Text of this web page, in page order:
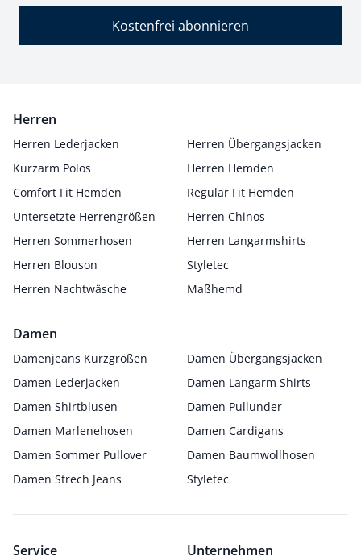
Kostenfrei abonnieren
Herren
Herren Lederjacken
Herren Übergangsjacken
Kurzarm Polos
Herren Hemden
Comfort Fit Hemden
Regular Fit Hemden
Untersetzte Herrengrößen
Herren Chinos
Herren Sommerhosen
Herren Langarmshirts
Herren Blouson
Styletec
Herren Nachtwäsche
Maßhemd
Damen
Damenjeans Kurzgrößen
Damen Übergangsjacken
Damen Lederjacken
Damen Langarm Shirts
Damen Shirtblusen
Damen Pullunder
Damen Marlenehosen
Damen Cardigans
Damen Sommer Pullover
Damen Baumwollhosen
Damen Strech Jeans
Styletec
Service Unternehmen